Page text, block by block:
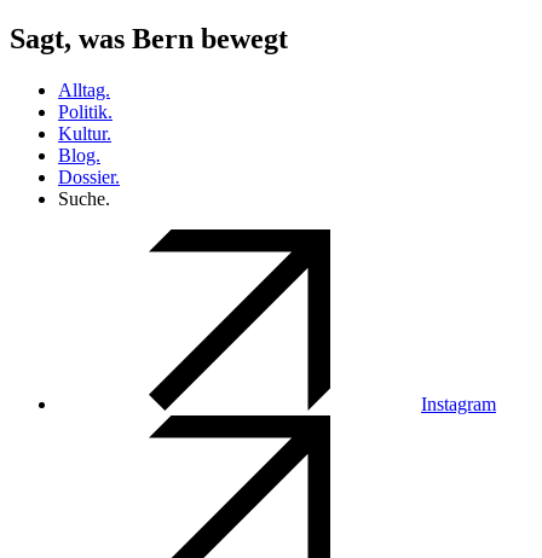
Sagt, was Bern bewegt
Alltag.
Politik.
Kultur.
Blog.
Dossier.
Suche.
Instagram